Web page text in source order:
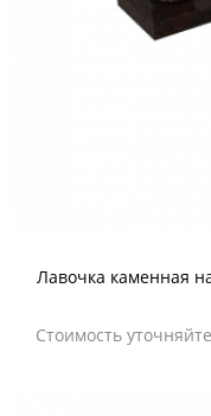
Лавочка каменная
Стоимость уточняйте